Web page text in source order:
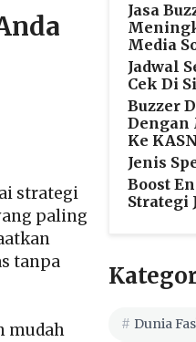
strategi
paling
tanpa
mudah
Jasa
Media
Jadwal
Cek Di
Buzzer
Dengan
Ke
Jenis
Boost
Strategi
Dunia